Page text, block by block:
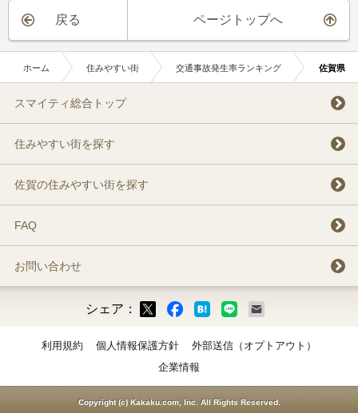
戻る ページトップへ
ホーム 住みやすい街 交通事故発生率ランキング 佐賀県
スマイティ総合トップ
住みやすい街を探す
佐賀の住みやすい街を探す
FAQ
お問い合わせ
シェア：
利用規約 個人情報保護方針
外部送信（オプトアウト）
企業情報
Copyright (c) Kakaku.com, Inc. All Rights Reserved.